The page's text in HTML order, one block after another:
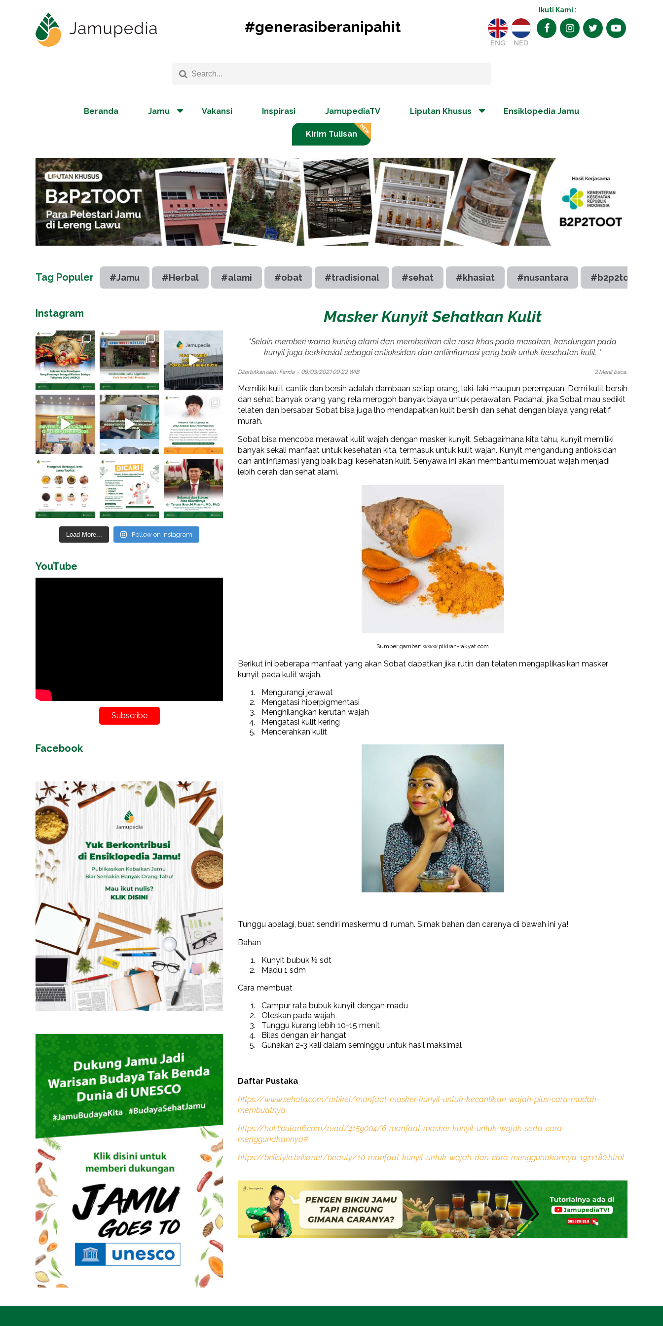
#generasiberanipahit
Ikuti Kami :
ENG NED
Beranda Jamu Vakansi Inspirasi JamupediaTV Liputan Khusus Ensiklopedia Jamu
Kirim Tulisan
Tag Populer #Jamu #Herbal #alami #obat #tradisional #sehat #khasiat #nusantara #b2p2toot
Masker Kunyit Sehatkan Kulit
"Selain memberi warna kuning alami dan memberikan cita rasa khas pada masakan, kandungan pada
kunyit juga berkhasiat sebagai antioksidan dan antiinflamasi yang baik untuk kesehatan kulit. "
Diterbitkan oleh : Farida- 09/03/2021 09:22 WIB 2 Menit baca.
Memiliki kulit cantik dan bersih adalah dambaan setiap orang, laki-laki maupun perempuan. Demi kulit bersih
dan sehat banyak orang yang rela merogoh banyak biaya untuk perawatan. Padahal, jika Sobat mau sedikit
telaten dan bersabar, Sobat bisa juga lho mendapatkan kulit bersih dan sehat dengan biaya yang relatif
murah.
Sobat bisa mencoba merawat kulit wajah dengan masker kunyit. Sebagaimana kita tahu, kunyit memiliki
banyak sekali manfaat untuk kesehatan kita, termasuk untuk kulit wajah. Kunyit mengandung antioksidan
dan antiinflamasi yang baik bagi kesehatan kulit. Senyawa ini akan membantu membuat wajah menjadi
lebih cerah dan sehat alami.
Sumber gambar: www.pikiran-rakyat.com
Berikut ini beberapa manfaat yang akan Sobat dapatkan jika rutin dan telaten mengaplikasikan masker
kunyit pada kulit wajah.
Mengurangi jerawat
Mengatasi hiperpigmentasi
Menghilangkan kerutan wajah
Mengatasi kulit kering
Mencerahkan kulit
Tunggu apalagi, buat sendiri maskermu di rumah. Simak bahan dan caranya di bawah ini ya!
Bahan
Kunyit bubuk ½ sdt
Madu 1 sdm
Cara membuat
Campur rata bubuk kunyit dengan madu
Oleskan pada wajah
Tunggu kurang lebih 10-15 menit
Bilas dengan air hangat
Gunakan 2-3 kali dalam seminggu untuk hasil maksimal
Daftar Pustaka
https://www.sehatq.com/artikel/manfaat-masker-kunyit-untuk-kecantikan-wajah-plus-cara-mudah-
membuatnya
https://hot.liputan6.com/read/4159004/6-manfaat-masker-kunyit-untuk-wajah-serta-cara-
menggunakannya#
https://brilistyle.brilio.net/beauty/10-manfaat-kunyit-untuk-wajah-dan-cara-menggunakannya-1911180.html
Instagram
Load More... Follow on Instagram
YouTube
Subscribe
Facebook